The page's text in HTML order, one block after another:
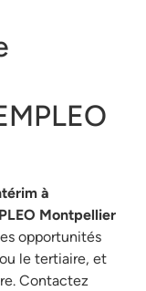
à
Montpellier
opportunités
le tertiaire, et
Contactez